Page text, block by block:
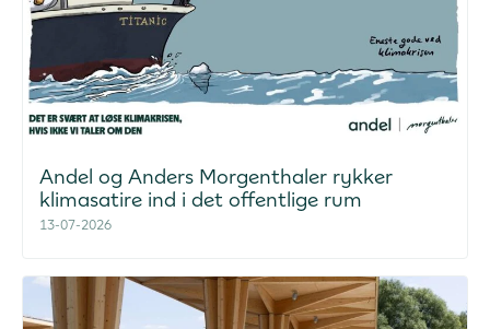
Andel og Anders Morgenthaler rykker
klimasatire ind i det offentlige rum
13-07-2026